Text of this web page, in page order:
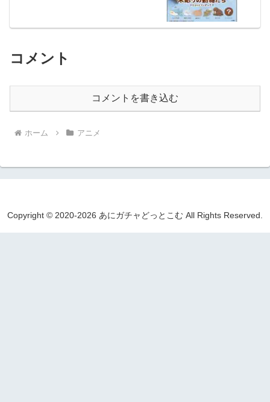
コメント
コメントを書き込む
ホーム アニメ
Copyright © 2020-2026 あにガチャどっとこむ All Rights Reserved.